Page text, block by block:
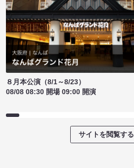
８月本公演（8/1～8/23）
08/08 08:30 開場 09:00 開演
サイトを閲覧する